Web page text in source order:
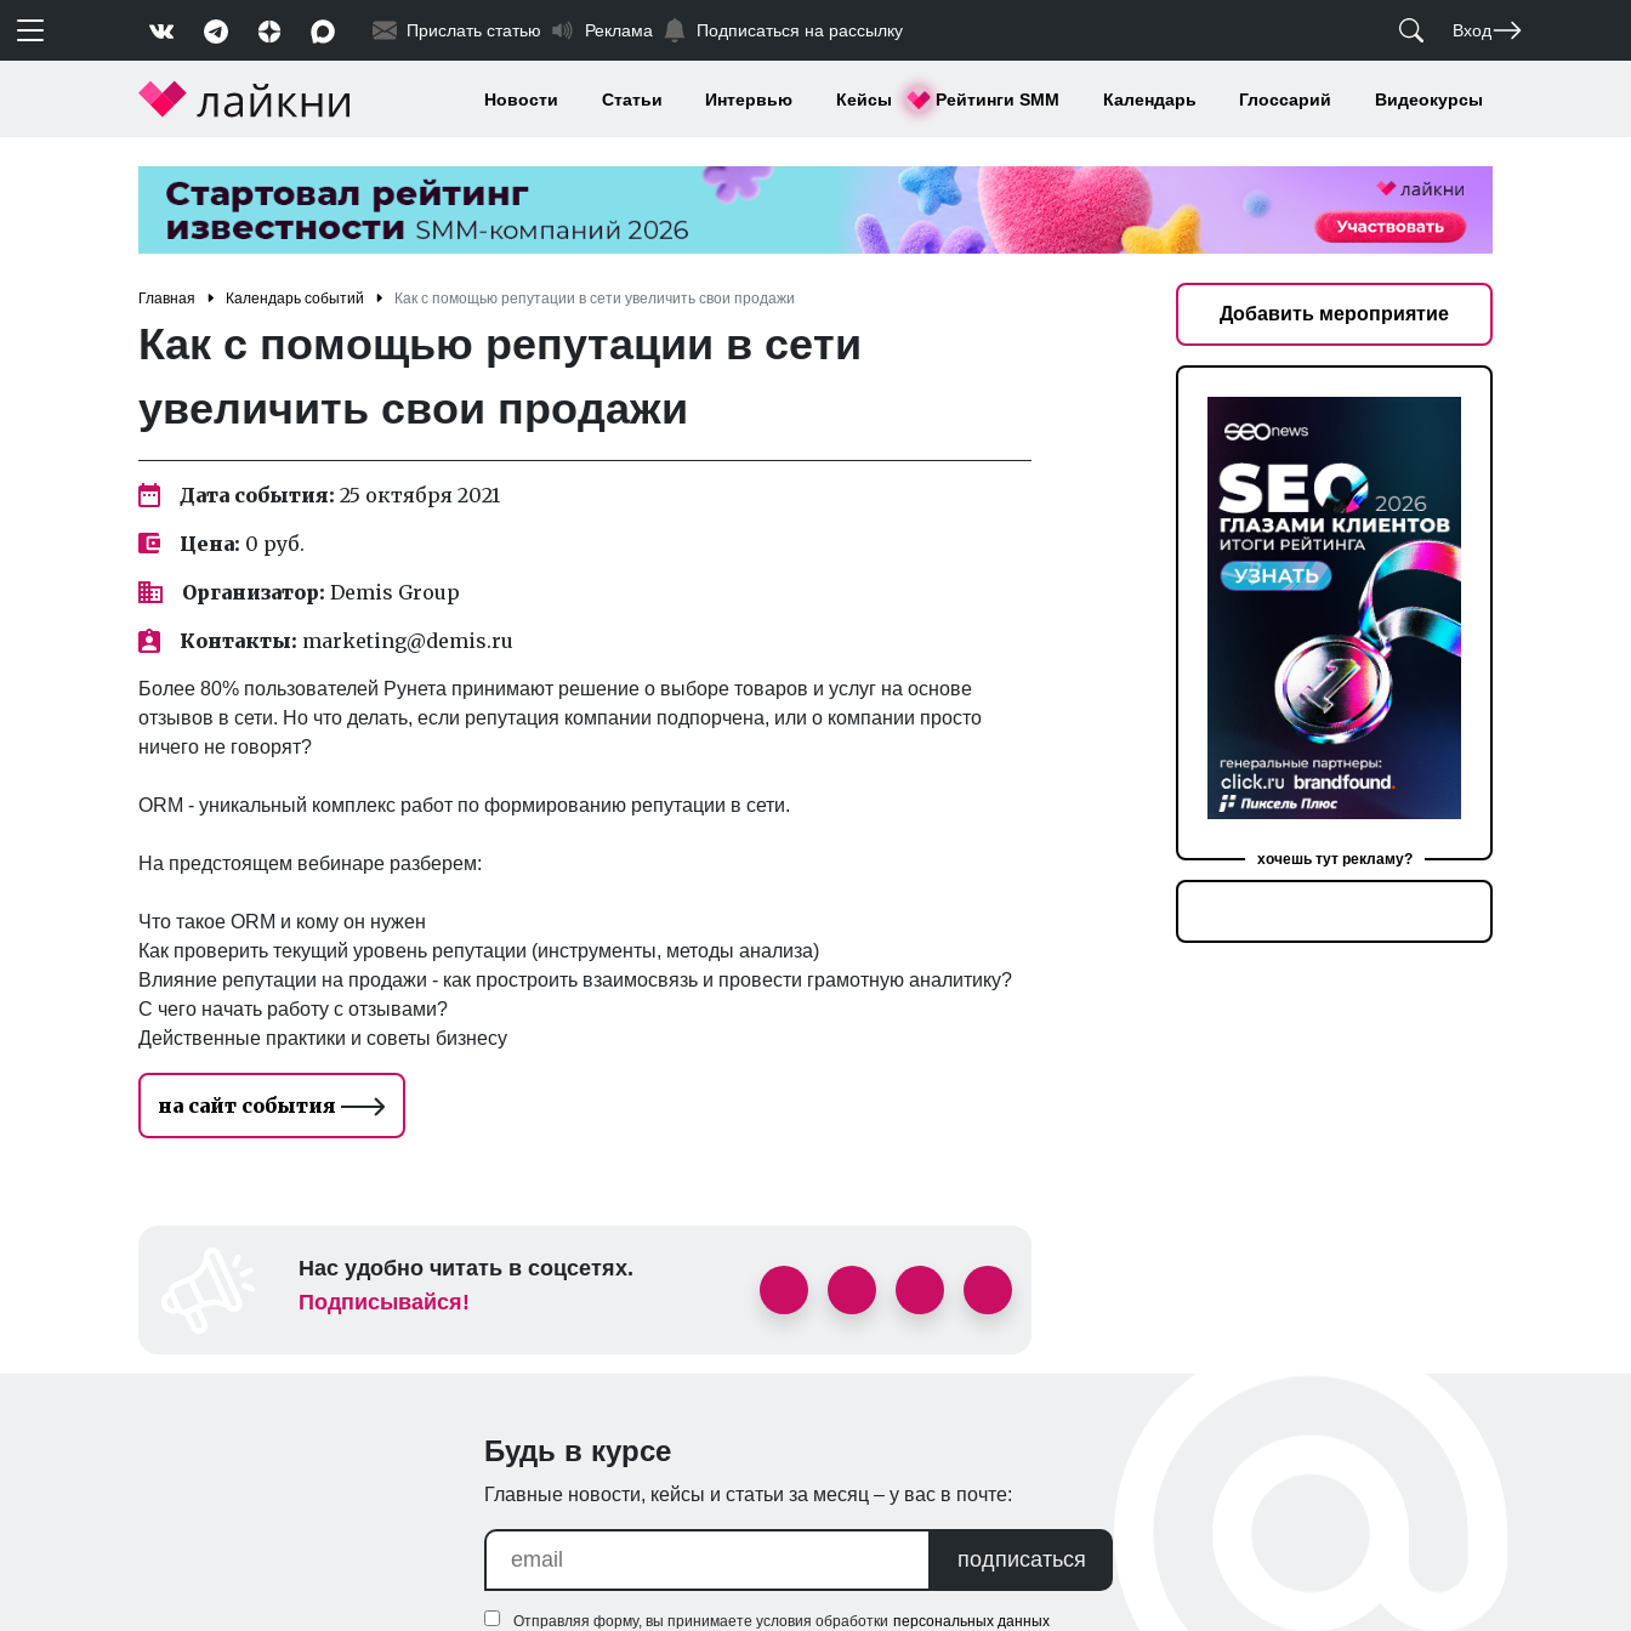
Прислать статью Реклама Подписаться на рассылку Вход
Новости Статьи Интервью Кейсы Рейтинги SMM Календарь Глоссарий Видеокурсы
Главная Календарь событий Как с помощью репутации в сети увеличить свои продажи
Как с помощью репутации в сети
увеличить свои продажи
Дата события: 25 октября 2021
Цена: 0 руб.
Организатор: Demis Group
Контакты: marketing@demis.ru
Более 80% пользователей Рунета принимают решение о выборе товаров и услуг на основе
отзывов в сети. Но что делать, если репутация компании подпорчена, или о компании просто
ничего не говорят?
ORM - уникальный комплекс работ по формированию репутации в сети.
На предстоящем вебинаре разберем:
Что такое ORM и кому он нужен
Как проверить текущий уровень репутации (инструменты, методы анализа)
Влияние репутации на продажи - как простроить взаимосвязь и провести грамотную аналитику?
С чего начать работу с отзывами?
Действенные практики и советы бизнесу
на сайт события
Нас удобно читать в соцсетях.
Подписывайся!
Добавить мероприятие
хочешь тут рекламу?
Будь в курсе
Главные новости, кейсы и статьи за месяц – у вас в почте:
подписаться
Отправляя форму, вы принимаете условия обработки персональных данных